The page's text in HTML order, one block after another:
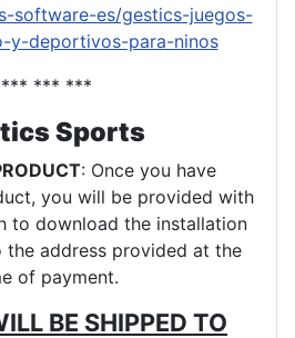
software-es/gestics-juegos-
y-deportivos-para-ninos
*** *** ***
Sports
: Once you have
you will be provided with
to download the installation
the address provided at the
of payment.
BE SHIPPED TO